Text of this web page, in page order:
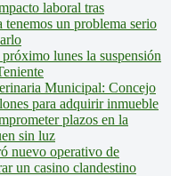
laboral tras
un problema serio
lunes la suspensión
Municipal: Concejo
para adquirir inmueble
plazos en la
sin luz
nuevo operativo de
un casino clandestino